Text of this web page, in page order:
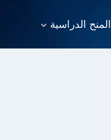
المنح الدراسية